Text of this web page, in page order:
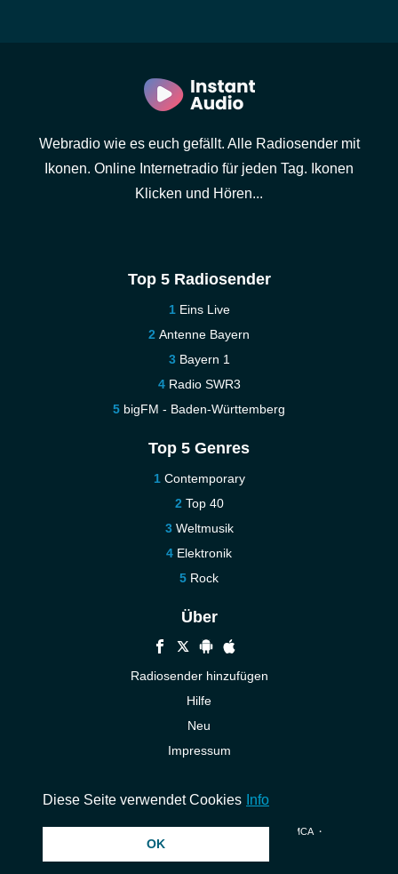
Webradio wie es euch gefällt. Alle Radiosender mit
Ikonen. Online Internetradio für jeden Tag. Ikonen
Klicken und Hören...
Top 5 Radiosender
Eins Live
Antenne Bayern
Bayern 1
Radio SWR3
bigFM - Baden-Württemberg
Top 5 Genres
Contemporary
Top 40
Weltmusik
Elektronik
Rock
Über
Radiosender hinzufügen
Hilfe
Neu
Impressum
DMCA・
Datenschutzerklärung
Diese Seite verwendet Cookies Info
OK